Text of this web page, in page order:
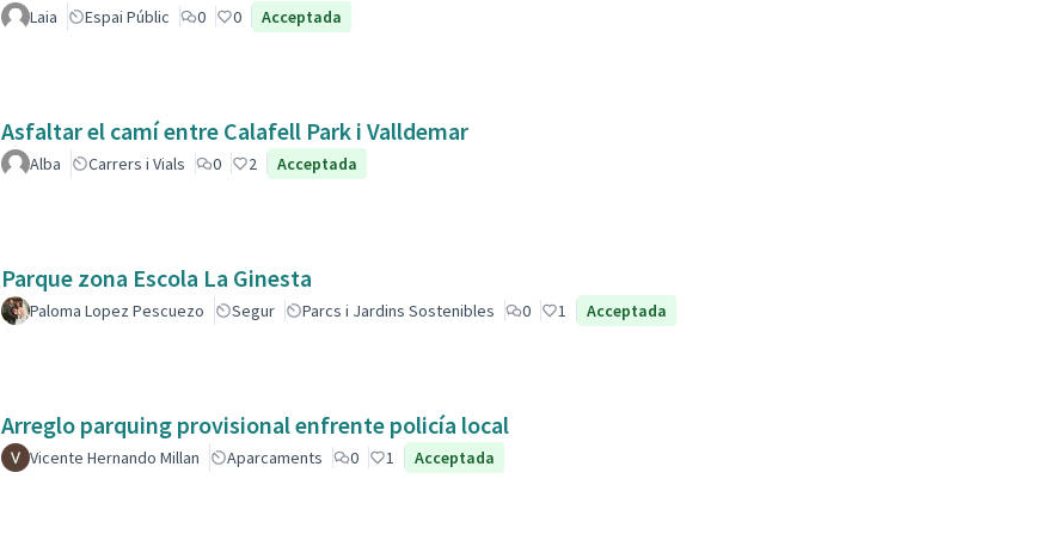
Laia Espai Públic 0 0 Acceptada
Asfaltar el camí entre Calafell Park i Valldemar
Alba Carrers i Vials 0 2 Acceptada
Parque zona Escola La Ginesta
Paloma Lopez Pescuezo Segur Parcs i Jardins Sostenibles 0 1 Acceptada
Arreglo parquing provisional enfrente policía local
Vicente Hernando Millan Aparcaments 0 1 Acceptada